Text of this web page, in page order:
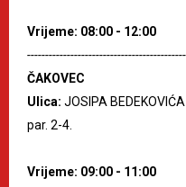
Vrijeme: 08:00 - 12:00
ČAKOVEC
Ulica: JOSIPA
par. 2-4.
Vrijeme: 09:00 - 11:00